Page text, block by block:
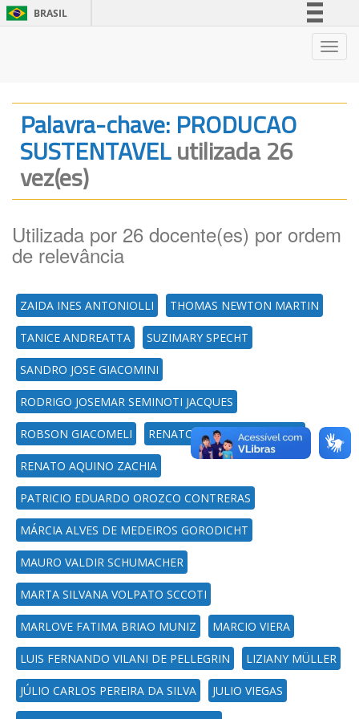
BRASIL
Legislação
Canais
Palavra-chave: PRODUCAO
SUSTENTAVELutilizada 26
vez(es)
Utilizada por 26 docente(es) por ordem
de relevância
ZAIDA INES ANTONIOLLI THOMAS NEWTON MARTIN
TANICE ANDREATTA SUZIMARY SPECHT
SANDRO JOSE GIACOMINI
RODRIGO JOSEMAR SEMINOTI JACQUES
ROBSON GIACOMELI RENATO SANTOS DE SOUZA
RENATO AQUINO ZACHIA
PATRICIO EDUARDO OROZCO CONTRERAS
MÁRCIA ALVES DE MEDEIROS GORODICHT
MAURO VALDIR SCHUMACHER
MARTA SILVANA VOLPATO SCCOTI
MARLOVE FATIMA BRIAO MUNIZ MARCIO VIERA
LUIS FERNANDO VILANI DE PELLEGRIN LIZIANY MÜLLER
JÚLIO CARLOS PEREIRA DA SILVA JULIO VIEGAS